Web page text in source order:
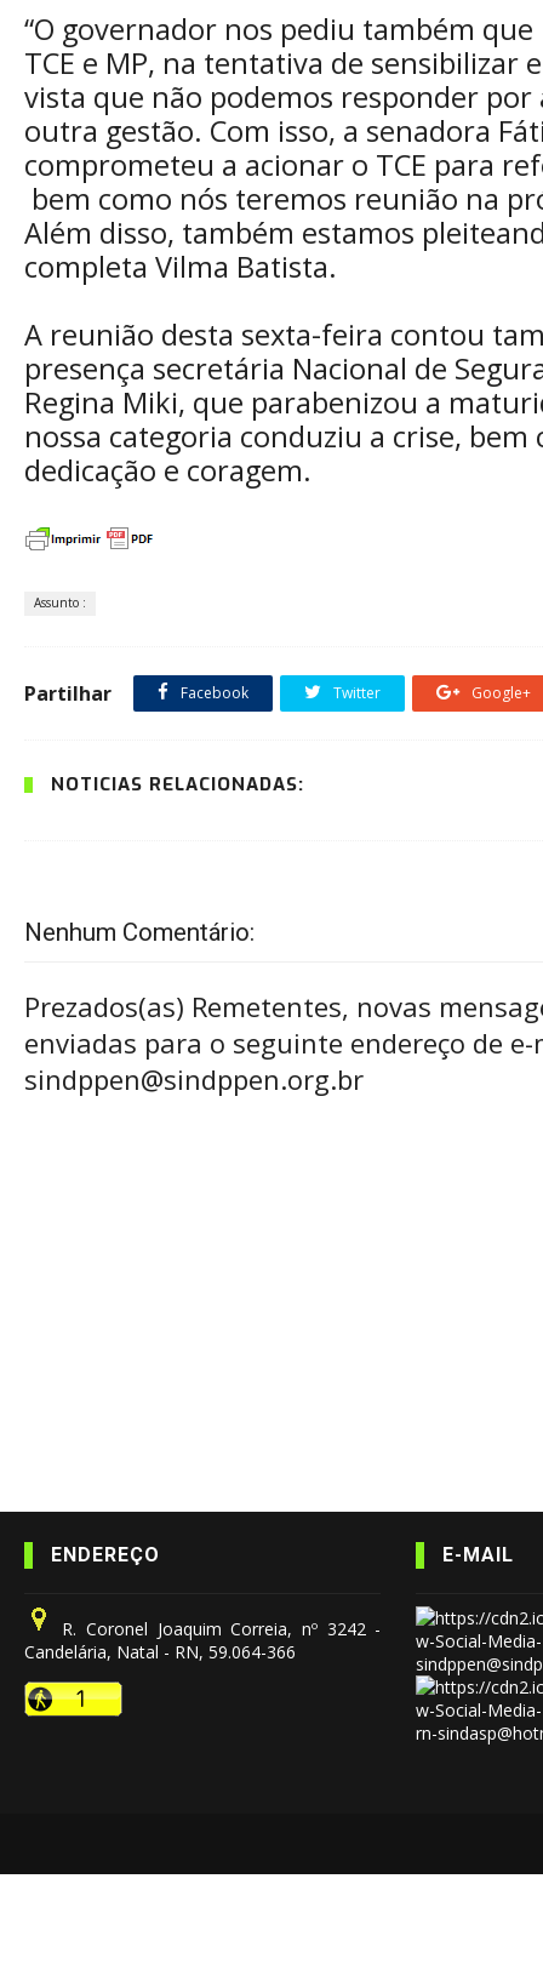
“O governador nos pediu também
TCE e MP, na tentativa de sensibilizar
vista que não podemos responder por
outra gestão. Com isso, a senadora
comprometeu a acionar o TCE para
bem como nós teremos reunião na
Além disso, também estamos
completa Vilma Batista.
A reunião desta sexta-feira contou
presença secretária Nacional de
Regina Miki, que parabenizou a
nossa categoria conduziu a crise, bem
dedicação e coragem.
Assunto :
Partilhar Facebook Twitter Google+
NOTÍCIAS RELACIONADAS:
Nenhum Comentário:
Prezados(as) Remetentes, novas
enviadas para o seguinte endereço de e-
sindppen@sindppen.org.br
ENDEREÇO
R. Coronel Joaquim Correia, nº 3242 -
Candelária, Natal - RN, 59.064-366
E-MAIL
rn-